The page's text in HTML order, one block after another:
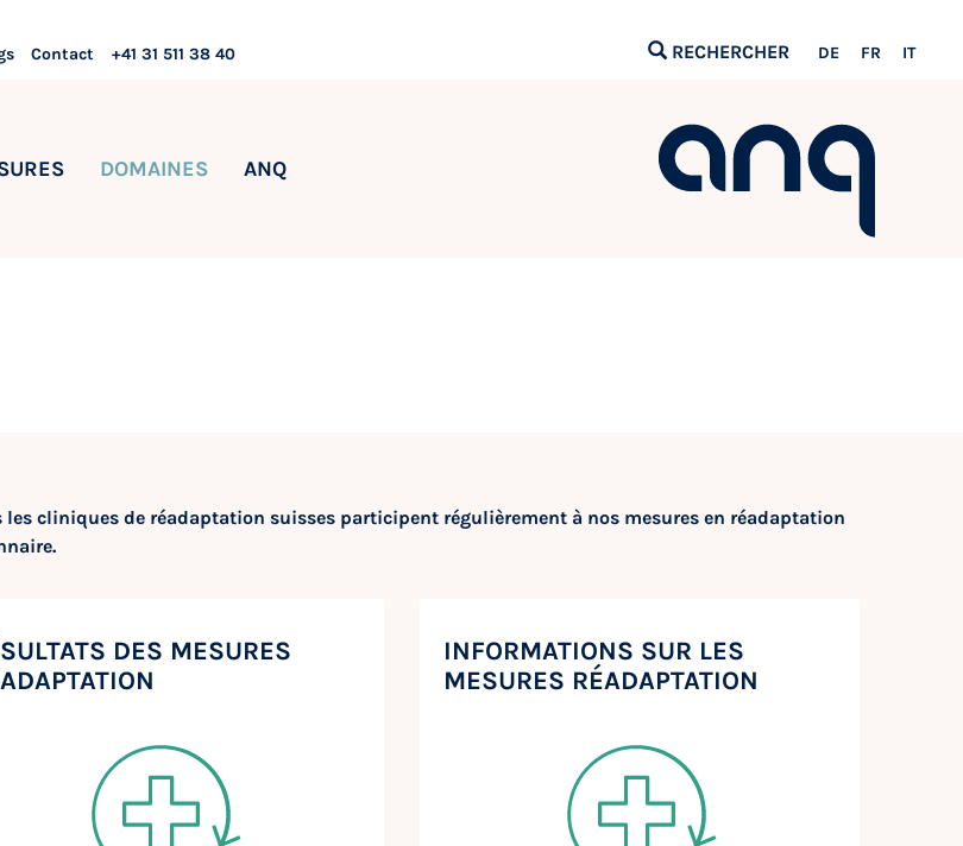
Contact +41 31 511 38 40 RECHERCHER DE FR IT
DOMAINES ANQ
les cliniques de réadaptation suisses participent régulièrement à nos mesures en réadaptation
DES MESURES
INFORMATIONS SUR LES
MESURES RÉADAPTATION